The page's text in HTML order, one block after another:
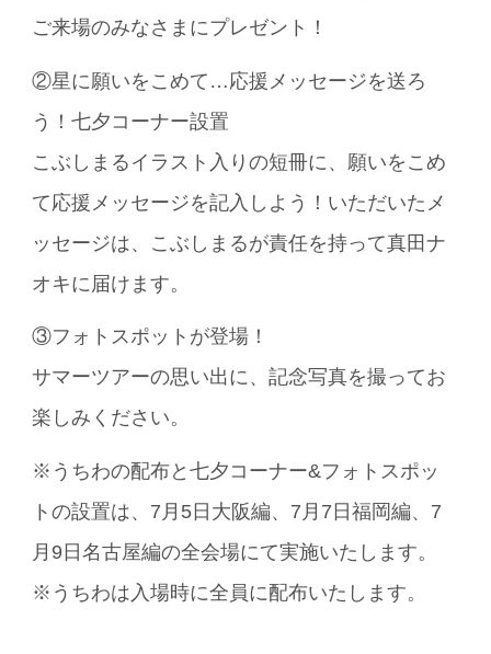
ご来場のみなさまにプレゼント！
②星に願いをこめて…応援メッセージを送ろ
う！七夕コーナー設置
こぶしまるイラスト入りの短冊に、願いをこめ
て応援メッセージを記入しよう！いただいたメ
ッセージは、こぶしまるが責任を持って真田ナ
オキに届けます。
③フォトスポットが登場！
サマーツアーの思い出に、記念写真を撮ってお
楽しみください。
※うちわの配布と七夕コーナー&フォトスポッ
トの設置は、7月5日大阪編、7月7日福岡編、7
月9日名古屋編の全会場にて実施いたします。
※うちわは入場時に全員に配布いたします。